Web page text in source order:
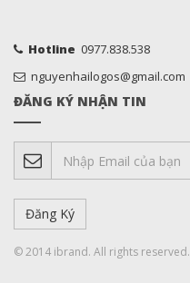
Hotline 0977.838.538
nguyenhailogos@gmail.com
ĐĂNG KÝ NHẬN TIN
© 2014 ibrand. All rights reserved.